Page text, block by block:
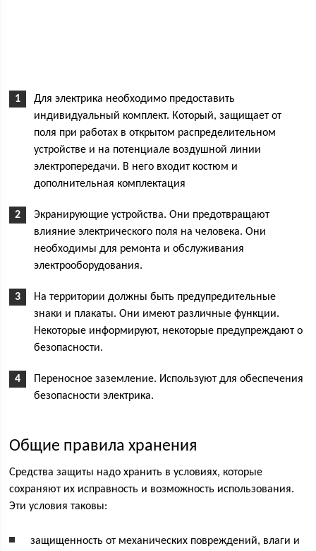
Для электрика необходимо предоставить
индивидуальный комплект. Который, защищает от
поля при работах в открытом распределительном
устройстве и на потенциале воздушной линии
электропередачи. В него входит костюм и
дополнительная комплектация
Экранирующие устройства. Они предотвращают
влияние электрического поля на человека. Они
необходимы для ремонта и обслуживания
электрооборудования.
На территории должны быть предупредительные
знаки и плакаты. Они имеют различные функции.
Некоторые информируют, некоторые предупреждают о
безопасности.
Переносное заземление. Используют для обеспечения
безопасности электрика.
Общие правила хранения
Средства защиты надо хранить в условиях, которые
сохраняют их исправность и возможность использования.
Эти условия таковы:
защищенность от механических повреждений, влаги и